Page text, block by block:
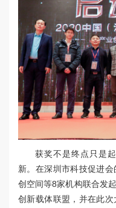
获奖不是终点只是
新。在深圳市科技促进
创空间等8家机构联合发
创新载体联盟，并在此